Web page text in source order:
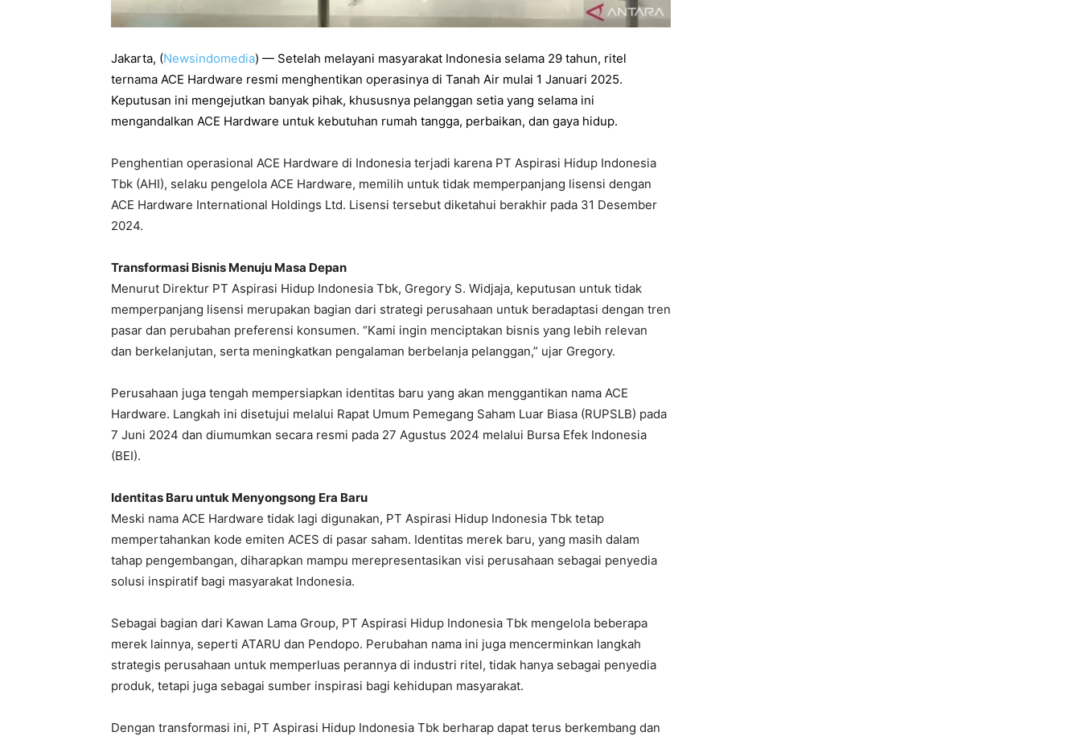
Jakarta, (Newsindomedia) — Setelah melayani masyarakat Indonesia selama 29 tahun, ritel
ternama ACE Hardware resmi menghentikan operasinya di Tanah Air mulai 1 Januari 2025.
Keputusan ini mengejutkan banyak pihak, khususnya pelanggan setia yang selama ini
mengandalkan ACE Hardware untuk kebutuhan rumah tangga, perbaikan, dan gaya hidup.
Penghentian operasional ACE Hardware di Indonesia terjadi karena PT Aspirasi Hidup Indonesia
Tbk (AHI), selaku pengelola ACE Hardware, memilih untuk tidak memperpanjang lisensi dengan
ACE Hardware International Holdings Ltd. Lisensi tersebut diketahui berakhir pada 31 Desember
2024.
Transformasi Bisnis Menuju Masa Depan
Menurut Direktur PT Aspirasi Hidup Indonesia Tbk, Gregory S. Widjaja, keputusan untuk tidak
memperpanjang lisensi merupakan bagian dari strategi perusahaan untuk beradaptasi dengan tren
pasar dan perubahan preferensi konsumen. “Kami ingin menciptakan bisnis yang lebih relevan
dan berkelanjutan, serta meningkatkan pengalaman berbelanja pelanggan,” ujar Gregory.
Perusahaan juga tengah mempersiapkan identitas baru yang akan menggantikan nama ACE
Hardware. Langkah ini disetujui melalui Rapat Umum Pemegang Saham Luar Biasa (RUPSLB) pada
7 Juni 2024 dan diumumkan secara resmi pada 27 Agustus 2024 melalui Bursa Efek Indonesia
(BEI).
Identitas Baru untuk Menyongsong Era Baru
Meski nama ACE Hardware tidak lagi digunakan, PT Aspirasi Hidup Indonesia Tbk tetap
mempertahankan kode emiten ACES di pasar saham. Identitas merek baru, yang masih dalam
tahap pengembangan, diharapkan mampu merepresentasikan visi perusahaan sebagai penyedia
solusi inspiratif bagi masyarakat Indonesia.
Sebagai bagian dari Kawan Lama Group, PT Aspirasi Hidup Indonesia Tbk mengelola beberapa
merek lainnya, seperti ATARU dan Pendopo. Perubahan nama ini juga mencerminkan langkah
strategis perusahaan untuk memperluas perannya di industri ritel, tidak hanya sebagai penyedia
produk, tetapi juga sebagai sumber inspirasi bagi kehidupan masyarakat.
Dengan transformasi ini, PT Aspirasi Hidup Indonesia Tbk berharap dapat terus berkembang dan